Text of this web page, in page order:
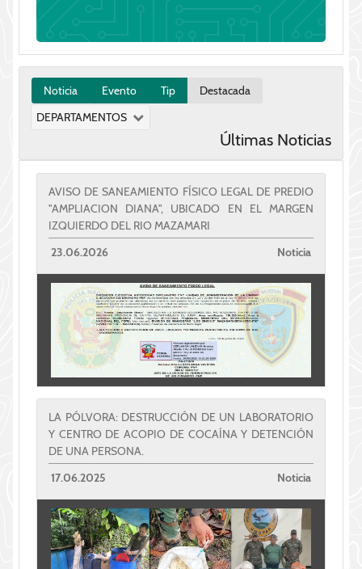
Noticia Evento Tip
Destacada
DEPARTAMENTOS
Últimas Noticias
AVISO DE SANEAMIENTO FÍSICO LEGAL DE PREDIO
"AMPLIACION DIANA", UBICADO EN EL MARGEN
IZQUIERDO DEL RIO MAZAMARI
23.06.2026
Noticia
LA PÓLVORA: DESTRUCCIÓN DE UN LABORATORIO
Y CENTRO DE ACOPIO DE COCAÍNA Y DETENCIÓN
DE UNA PERSONA.
17.06.2025
Noticia